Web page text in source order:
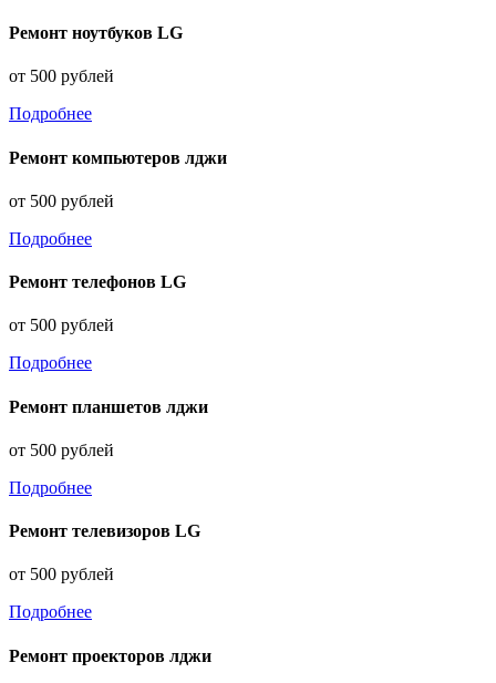
Ремонт ноутбуков LG
от 500 рублей
Подробнее
Ремонт компьютеров лджи
от 500 рублей
Подробнее
Ремонт телефонов LG
от 500 рублей
Подробнее
Ремонт планшетов лджи
от 500 рублей
Подробнее
Ремонт телевизоров LG
от 500 рублей
Подробнее
Ремонт проекторов лджи